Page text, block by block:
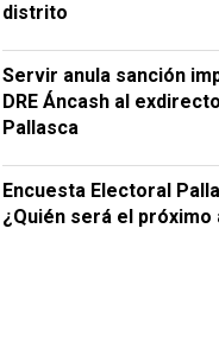
distrito
Servir anula sanción
DRE Áncash al
Pallasca
Encuesta Electoral
¿Quién será el próximo